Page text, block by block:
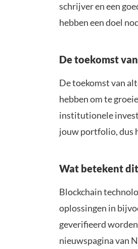
schrijver en een
hebben een doel
De toekomst
De toekomst van
hebben om te
institutionele
jouw portfolio, dus
Wat betekent
Blockchain
oplossingen in
geverifieerd
nieuwspagina van